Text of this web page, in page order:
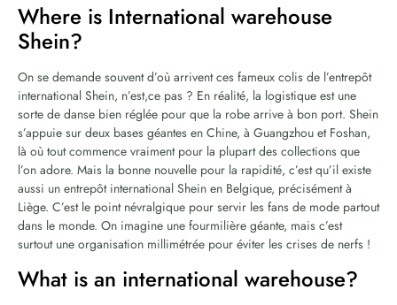
Where is International warehouse
Shein?
On se demande souvent d’où arrivent ces fameux colis de l’entrepôt
international Shein, n’est,ce pas ? En réalité, la logistique est une
sorte de danse bien réglée pour que la robe arrive à bon port. Shein
s’appuie sur deux bases géantes en Chine, à Guangzhou et Foshan,
là où tout commence vraiment pour la plupart des collections que
l’on adore. Mais la bonne nouvelle pour la rapidité, c’est qu’il existe
aussi un entrepôt international Shein en Belgique, précisément à
Liège. C’est le point névralgique pour servir les fans de mode partout
dans le monde. On imagine une fourmilière géante, mais c’est
surtout une organisation millimétrée pour éviter les crises de nerfs !
What is an international warehouse?